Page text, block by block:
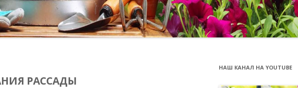
РАССАДЫ
НАШ КАНАЛ НА YOUTUBE